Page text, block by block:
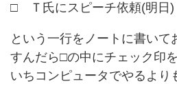
□ Ｔ氏にスピーチ依頼(明日)
という一行をノートに書いて
すんだら□の中にチェック印
いちコンピュータでやるより